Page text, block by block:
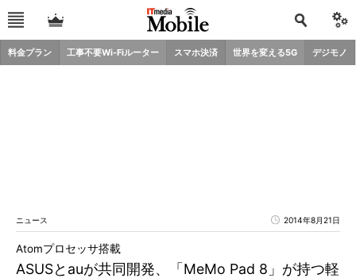
料金プラン 工事不要Wi-Fiルーター スマホ決済 世界を変える5G デジモノ
ニュース 2014年8月21日
ASUSとauが共同開発、「MeMo Pad 8」が持つ軽
Atomプロセッサ搭載